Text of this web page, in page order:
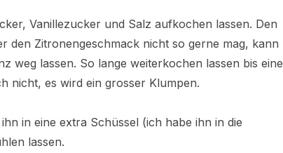
Vanillezucker und Salz aufkochen lassen. Den
den Zitronengeschmack nicht so gerne mag, kann
weg lassen. So lange weiterkochen lassen bis eine
nicht, es wird ein grosser Klumpen.
in eine extra Schüssel (ich habe ihn in die
lassen.